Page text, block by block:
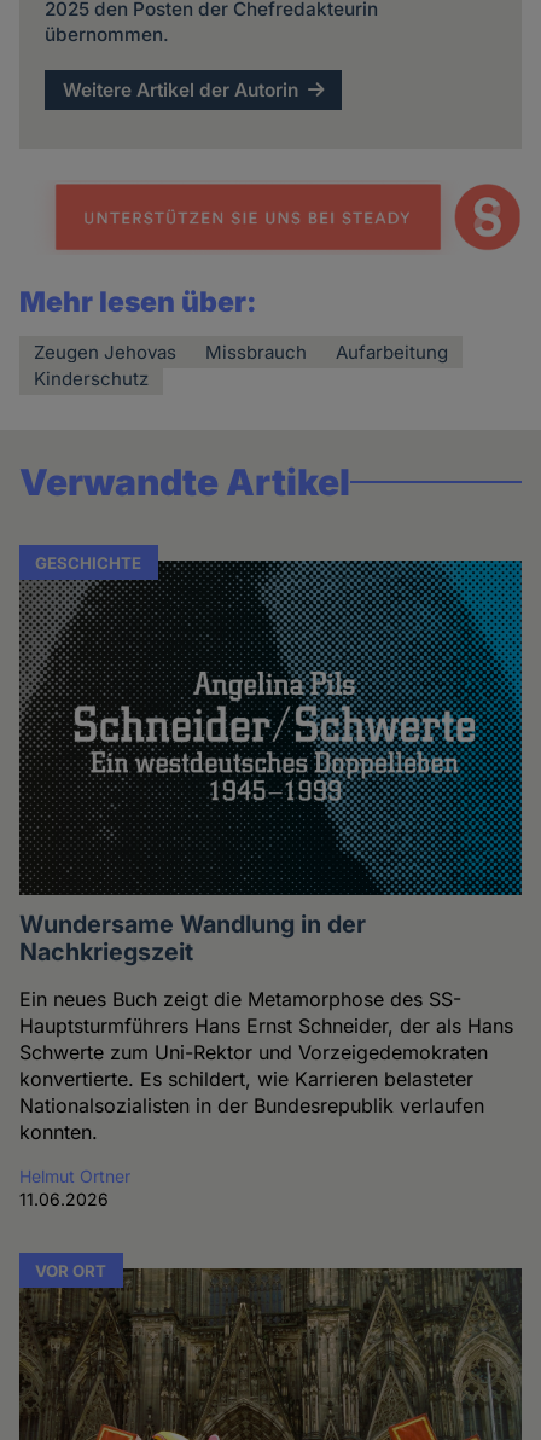
2025 den Posten der Chefredakteurin
übernommen.
Weitere Artikel der Autorin
Mehr lesen über:
Zeugen Jehovas Missbrauch
Aufarbeitung
Kinderschutz
Verwandte Artikel
GESCHICHTE
Wundersame Wandlung in der
Nachkriegszeit
Ein neues Buch zeigt die Metamorphose des SS-
Hauptsturmführers Hans Ernst Schneider, der als Hans
Schwerte zum Uni-Rektor und Vorzeigedemokraten
konvertierte. Es schildert, wie Karrieren belasteter
Nationalsozialisten in der Bundesrepublik verlaufen
konnten.
Helmut Ortner
11.06.2026
VOR ORT